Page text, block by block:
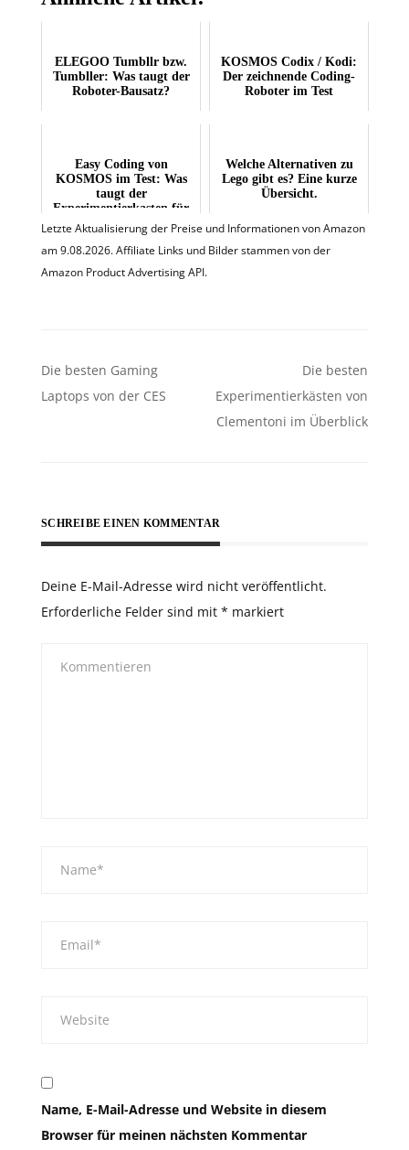
ELEGOO Tumbllr bzw.
Tumbller: Was taugt der
Roboter-Bausatz?
KOSMOS Codix / Kodi:
Der zeichnende Coding-
Roboter im Test
Easy Coding von
KOSMOS im Test: Was
taugt der
Experimentierkasten für
Kinder?
Welche Alternativen zu
Lego gibt es? Eine kurze
Übersicht.
Letzte Aktualisierung der Preise und Informationen von Amazon
am 9.08.2026. Affiliate Links und Bilder stammen von der
Amazon Product Advertising API.
Beitragsnavigation
Die besten Gaming
Laptops von der CES
Die besten
Experimentierkästen von
Clementoni im Überblick
SCHREIBE EINEN KOMMENTAR
Deine E-Mail-Adresse wird nicht veröffentlicht.
Erforderliche Felder sind mit * markiert
Name, E-Mail-Adresse und Website in diesem
Browser für meinen nächsten Kommentar